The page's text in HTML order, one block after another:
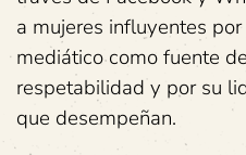
a mujeres influyentes
mediático como fuente
respetabilidad y por su
que desempeñan.